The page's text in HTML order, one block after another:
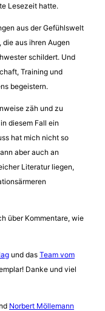
Lesezeit hatte.
aus der Gefühlswelt
aus ihren Augen
schildert. Und
Training und
begeistern.
zäh und zu
diesem Fall ein
hat mich nicht so
aber auch an
Literatur liegen,
über Kommentare, wie
und das Team vom
Danke und viel
Norbert Möllemann